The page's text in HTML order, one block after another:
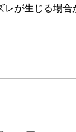
が生じる場合